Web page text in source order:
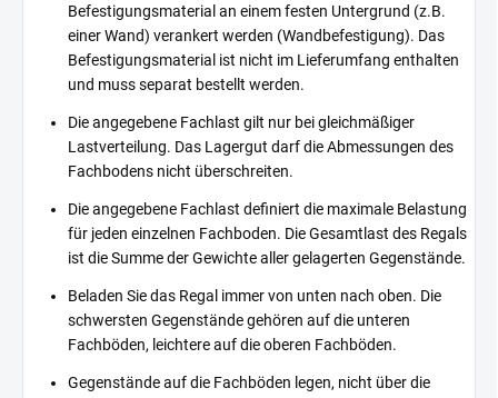
Befestigungsmaterial an einem festen Untergrund (z.B.
einer Wand) verankert werden (Wandbefestigung). Das
Befestigungsmaterial ist nicht im Lieferumfang enthalten
und muss separat bestellt werden.
Die angegebene Fachlast gilt nur bei gleichmäßiger
Lastverteilung. Das Lagergut darf die Abmessungen des
Fachbodens nicht überschreiten.
Die angegebene Fachlast definiert die maximale Belastung
für jeden einzelnen Fachboden. Die Gesamtlast des Regals
ist die Summe der Gewichte aller gelagerten Gegenstände.
Beladen Sie das Regal immer von unten nach oben. Die
schwersten Gegenstände gehören auf die unteren
Fachböden, leichtere auf die oberen Fachböden.
Gegenstände auf die Fachböden legen, nicht über die